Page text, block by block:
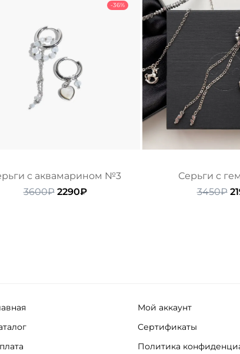
-36%
с аквамарином №3
3600₽ Первоначальная
2290₽Текущая
Серьги с
3450₽
Мой аккаунт
Сертификаты
Политика